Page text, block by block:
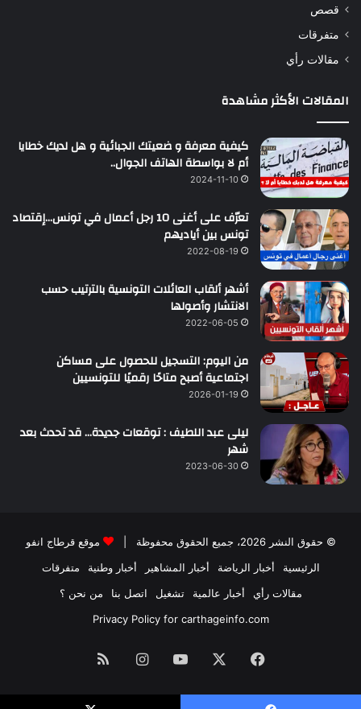
قصص
متفرقات
مقالات رأي
المقالات الأكثر مشاهدة
كيفية معرفة و ضعيتك الجبائية و هل لديك خطايا
أم لا بواسطة الهاتف الجوال..
2024-11-10
تعرّف على أغنى 10 رجل أعمال في تونس…إقتصاد
تونس بين أياديهم
2022-08-19
أشهر ألقاب العائلات التونسية بالترتيب حسب
الانتشار وأصولها
2022-06-05
من اليوم: التسجيل للحصول على مساكن
اجتماعية أصبح متاحًا رقميًا للتونسيين
2026-01-19
ليلى عبد اللطيف : توقعات جديدة… قد تحدث بعد
شهر
2023-06-30
© حقوق النشر 2026، جميع الحقوق محفوظة |
موقع قرطاج انفو
الرئيسية
أخبار الرياضة أخبار المشاهير أخبار وطنية
متفرقات
مقالات رأي
أخبار عالمية تشغيل اتصل بنا
من نحن ؟
Privacy Policy for carthageinfo.com
فيسبوك ‫YouTubeانستقرام
الموقع